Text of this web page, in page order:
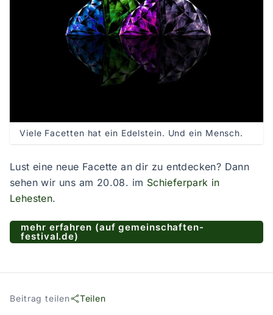
Viele Facetten hat ein Edelstein. Und ein Mensch.
Lust eine neue Facette an dir zu entdecken? Dann
sehen wir uns am 20.08. im Schieferpark in
Lehesten.
mehr erfahren (auf gemeinschaften-
festival.de)
Beitrag teilen Teilen